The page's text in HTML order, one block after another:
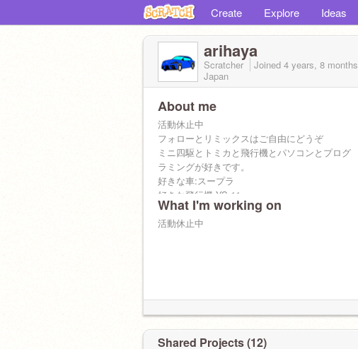
Create Explore Ideas
arihaya
Scratcher Joined 4 years, 8 months
Japan
About me
活動休止中
フォローとリミックスはご自由にどうぞ
ミニ四駆とトミカと飛行機とパソコンとプログ
ラミングが好きです。
好きな車:スープラ
好きな飛行機:YS-11
What I'm working on
活動休止中
Shared Projects (12)